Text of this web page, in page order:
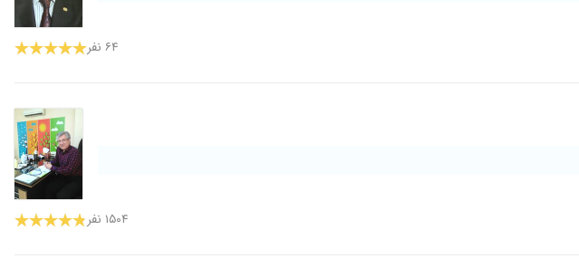
۶۴ نفر
۱۵۰۴ نفر